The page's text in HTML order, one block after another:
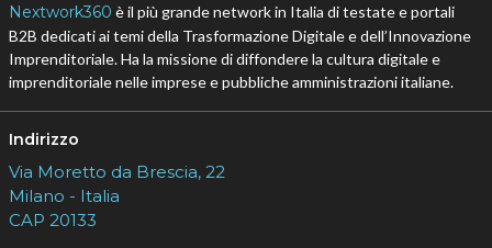
Nextwork360 è il più grande network in Italia di testate e portali
B2B dedicati ai temi della Trasformazione Digitale e dell’Innovazione
Imprenditoriale. Ha la missione di diffondere la cultura digitale e
imprenditoriale nelle imprese e pubbliche amministrazioni italiane.
Indirizzo
Via Moretto da Brescia, 22
Milano - Italia
CAP 20133